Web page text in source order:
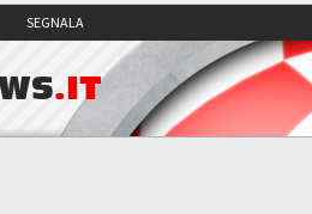
SEGNALA
.IT